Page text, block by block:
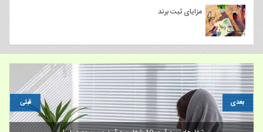
مزایای ثبت برند
قبلی بعدی